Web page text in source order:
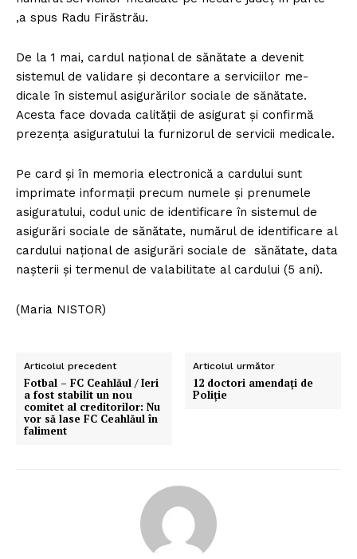
,a spus Radu Firăstrău.
De la 1 mai, cardul naţional de sănătate a devenit
sistemul de validare şi decontare a serviciilor me-
dicale în sistemul asigurărilor sociale de sănătate.
Acesta face dovada calităţii de asigurat şi confirmă
prezenţa asiguratului la furnizorul de servicii medicale.
Pe card şi în memoria electronică a cardului sunt
imprimate informaţii precum numele şi prenumele
asiguratului, codul unic de identificare în sistemul de
asigurări sociale de sănătate, numărul de identificare al
cardului naţional de asigurări sociale de sănătate, data
naşterii şi termenul de valabilitate al cardului (5 ani).
(Maria NISTOR)
Articolul precedent
Fotbal – FC Ceahlăul / Ieri
a fost stabilit un nou
comitet al creditorilor: Nu
vor să lase FC Ceahlăul în
faliment
Articolul următor
12 doctori amendaţi de
Poliţie